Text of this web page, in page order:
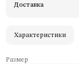
Оплата — картой,
Доставка
Характеристики
Размер